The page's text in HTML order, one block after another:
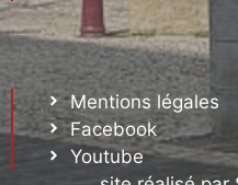
Mentions légales
Facebook
Youtube